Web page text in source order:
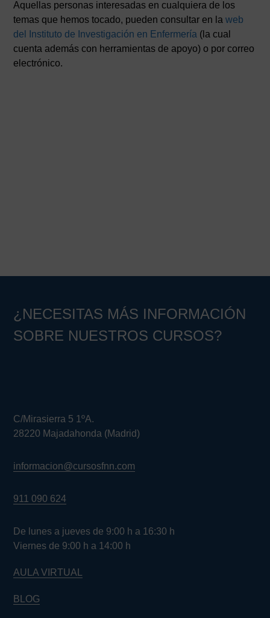
Aquellas personas interesadas en cualquiera de los
temas que hemos tocado, pueden consultar en la web
del Instituto de Investigación en Enfermería (la cual
cuenta además con herramientas de apoyo) o por correo
electrónico.
¿NECESITAS MÁS INFORMACIÓN
SOBRE NUESTROS CURSOS?
C/Mirasierra 5 1ºA.
28220 Majadahonda (Madrid)
informacion@cursosfnn.com
911 090 624
De lunes a jueves de 9:00 h a 16:30 h
Viernes de 9:00 h a 14:00 h
AULA VIRTUAL
BLOG